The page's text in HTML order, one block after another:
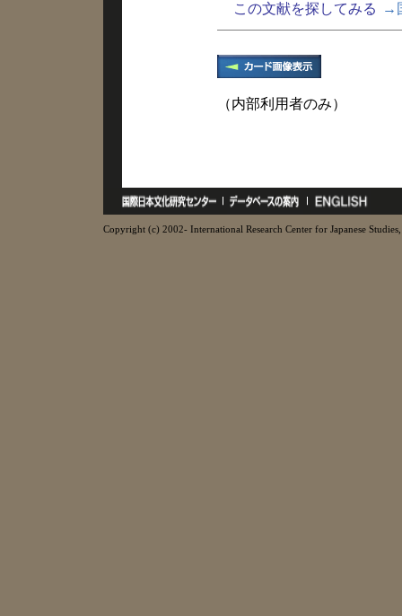
この文献を探してみる
→
（内部利用者のみ）
Copyright (c) 2002- International Research Center for Japanese